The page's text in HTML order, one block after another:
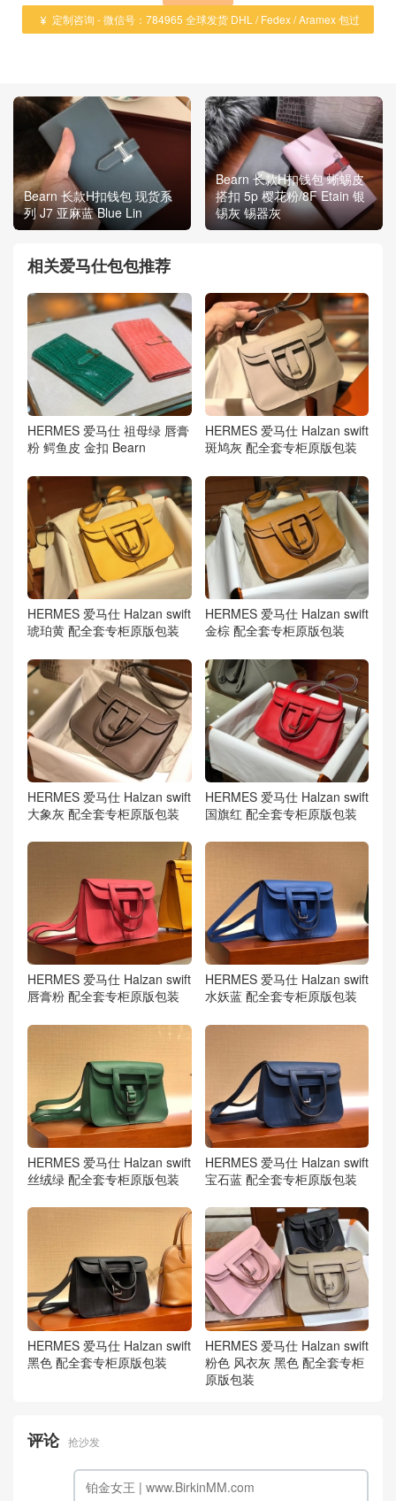
 定制咨询 - 微信号：784965 全球发货 DHL / Fedex / Aramex 包过
Bearn 长款H扣钱包 现货系
列 J7 亚麻蓝 Blue Lin
Bearn 长款H扣钱包 蜥蜴皮
搭扣 5p 樱花粉/8F Etain 银
锡灰 锡器灰
相关爱马仕包包推荐
HERMES 爱马仕 祖母绿 唇膏
粉 鳄鱼皮 金扣 Bearn
HERMES 爱马仕 Halzan swift
斑鸠灰 配全套专柜原版包装
HERMES 爱马仕 Halzan swift
琥珀黄 配全套专柜原版包装
HERMES 爱马仕 Halzan swift
金棕 配全套专柜原版包装
HERMES 爱马仕 Halzan swift
大象灰 配全套专柜原版包装
HERMES 爱马仕 Halzan swift
国旗红 配全套专柜原版包装
HERMES 爱马仕 Halzan swift
唇膏粉 配全套专柜原版包装
HERMES 爱马仕 Halzan swift
水妖蓝 配全套专柜原版包装
HERMES 爱马仕 Halzan swift
丝绒绿 配全套专柜原版包装
HERMES 爱马仕 Halzan swift
宝石蓝 配全套专柜原版包装
HERMES 爱马仕 Halzan swift
黑色 配全套专柜原版包装
HERMES 爱马仕 Halzan swift
粉色 风衣灰 黑色 配全套专柜
原版包装
评论 抢沙发